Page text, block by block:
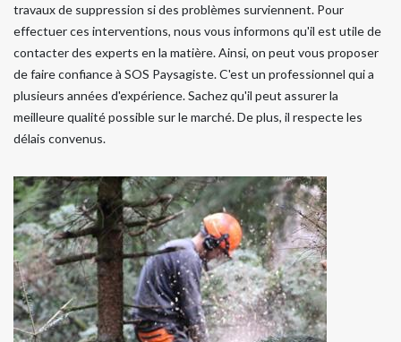
travaux de suppression si des problèmes surviennent. Pour
effectuer ces interventions, nous vous informons qu'il est utile de
contacter des experts en la matière. Ainsi, on peut vous proposer
de faire confiance à SOS Paysagiste. C'est un professionnel qui a
plusieurs années d'expérience. Sachez qu'il peut assurer la
meilleure qualité possible sur le marché. De plus, il respecte les
délais convenus.